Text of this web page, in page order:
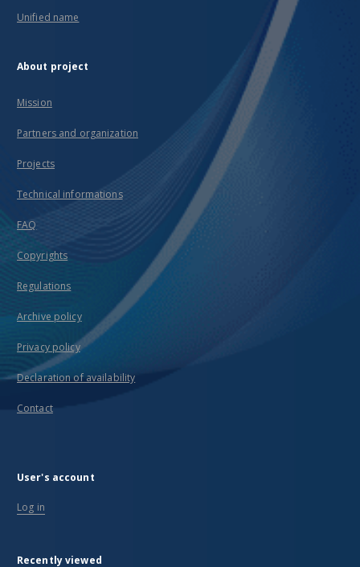
Unified name
About project
Mission
Partners and organization
Projects
Technical informations
FAQ
Copyrights
Regulations
Archive policy
Privacy policy
Declaration of availability
Contact
User's account
Log in
Recently viewed